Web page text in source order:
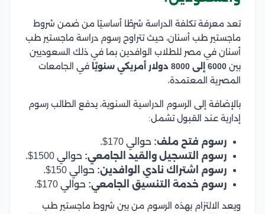
تعد معرفة تكلفة الدراسة شرطًا أساسيًا من ضمن شروط
ماجستير طب أسنان، حيث تتراوح رسوم دراسة ماجستير طب
أسنان في مصر للطلاب الوافدين بما في ذلك السعوديين
بين
في الجامعات
المصرية المعتمدة،
بالإضافة إلى الرسوم الدراسية السنوية، يدفع الطالب رسوم
إدارية عند القبول تشمل:
رسوم فتح ملف: حوالي 170$.
رسوم التسجيل والقيد الجامعي: حوالي 1500$.
رسوم اشتراك نادي الوافدين: حوالي 150$.
رسوم خدمة التنسيق الجامعي: حوالي 170$.
ويعد الالتزام بهذه الرسوم من بين شروط ماجستير طب